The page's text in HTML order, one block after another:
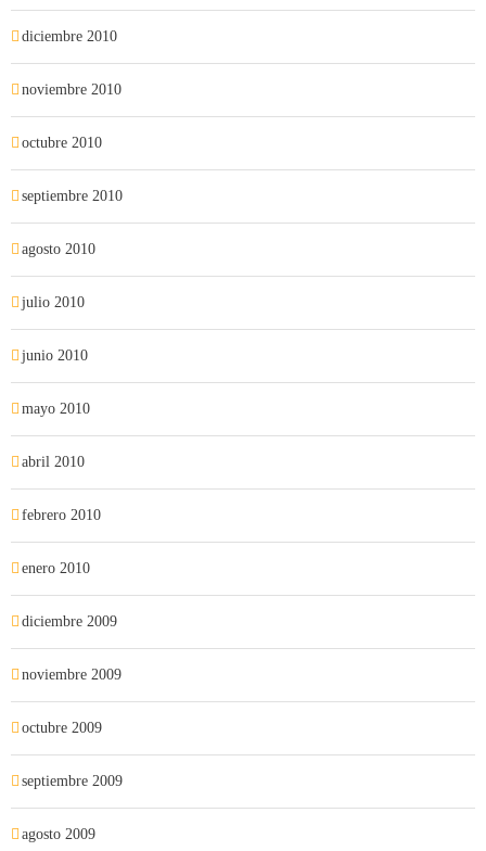
diciembre 2010
noviembre 2010
octubre 2010
septiembre 2010
agosto 2010
julio 2010
junio 2010
mayo 2010
abril 2010
febrero 2010
enero 2010
diciembre 2009
noviembre 2009
octubre 2009
septiembre 2009
agosto 2009